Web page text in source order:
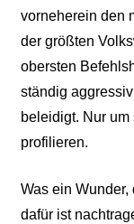
vorneherein den
der größten
obersten
ständig
beleidigt. Nur
profilieren.
Was ein Wunder,
dafür ist